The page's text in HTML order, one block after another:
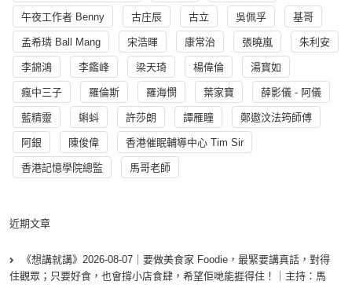
午夜工作者 Benny 古庄辰 古立 吳佩孚 基哥
孟希璘 Ball Mang 宋浩暉 康常治 張曉嵐 朱利安
李錦鴻 李鑑峰 梁天琦 楊偉倫 湯寳如
瘋中三子 羅倫斯 羅海憫 葉家寶 薛影儀 - 阿儀
藍精靈 蝌蚪 許莎朗 譚雁瞳 鄭遨汶法筠師傅
阿銀 陳俊偉 香港催眠輔導中心 Tim Sir
香港記憶學院總監 馬哥老師
近期文章
《想講就講》2026-08-07｜要做美食家 Foodie，最緊要講真話，對得
住觀眾；只要好食，也會撐小店食肆，希望佢哋能捱得住！｜主持：馬